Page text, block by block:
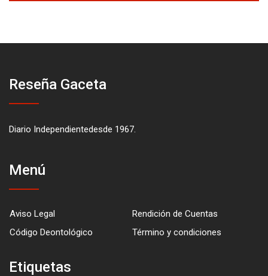
Reseña Gaceta
Diario Independientedesde 1967.
Menú
Aviso Legal
Rendición de Cuentas
Código Deontológico
Término y condiciones
Etiquetas